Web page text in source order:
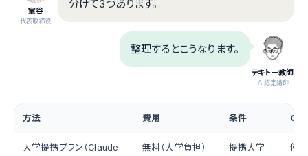
室谷
代表取締役
分けて3つあります。
テキトー教師
.AI認定講師
整理するとこうなります。
方法 費用 条件
大学提携プラン（Claude
無料（大学負担）
提携大学
使